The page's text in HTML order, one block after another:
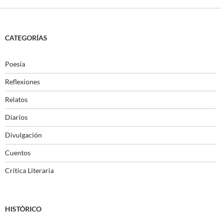
CATEGORÍAS
Poesía
Reflexiones
Relatos
Diarios
Divulgación
Cuentos
Crítica Literaria
HISTÓRICO